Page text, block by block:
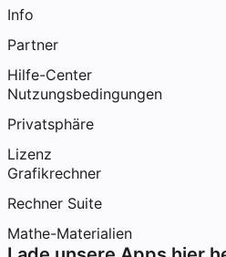
Info
Partner
Hilfe-Center
Nutzungsbedingungen
Privatsphäre
Lizenz
Grafikrechner
Rechner Suite
Mathe-Materialien